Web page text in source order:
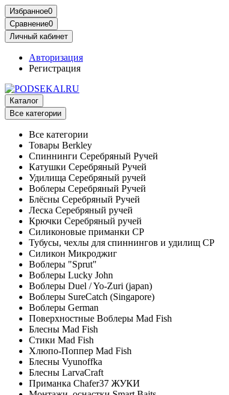
Избранное0
Сравнение0
Личный кабинет
Авторизация
Регистрация
Каталог
Все категории
Все категории
Товары Berkley
Спиннинги Серебряный Ручей
Катушки Серебряный Ручей
Удилища Серебряный ручей
Воблеры Серебряный Ручей
Блёсны Серебряный Ручей
Леска Серебряный ручей
Крючки Серебряный ручей
Силиконовые приманки СР
Тубусы, чехлы для спиннингов и удилищ СР
Силикон Микроджиг
Воблеры "Sprut"
Воблеры Lucky John
Воблеры Duel / Yo-Zuri (japan)
Воблеры SureCatch (Singapore)
Воблеры German
Поверхностные Воблеры Mad Fish
Блесны Mad Fish
Стики Mad Fish
Хлюпо-Поппер Mad Fish
Блесны Vyunoffka
Блесны LarvaCraft
Приманка Chafer37 ЖУКИ